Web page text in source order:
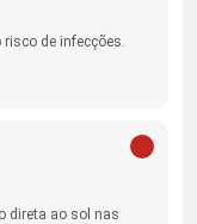
de infecções.
direta ao sol nas